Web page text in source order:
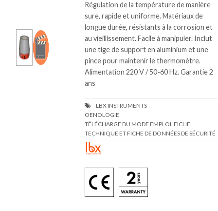
Régulation de la température de manière
sure, rapide et uniforme. Matériaux de
longue durée, résistants à la corrosion et
au vieillissement. Facile à manipuler. Inclut
une tige de support en aluminium et une
pince pour maintenir le thermomètre.
Alimentation 220 V / 50-60 Hz. Garantie 2
ans
TÉLÉCHARGE DU MODE EMPLOI, FICHE
TECHNIQUE ET FICHE DE DONNÉES DE SÉCURITÉ